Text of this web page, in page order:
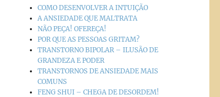
COMO DESENVOLVER A INTUIÇÃO
A ANSIEDADE QUE MALTRATA
NÃO PEÇA! OFEREÇA!
POR QUE AS PESSOAS GRITAM?
TRANSTORNO BIPOLAR – ILUSÃO DE
GRANDEZA E PODER
TRANSTORNOS DE ANSIEDADE MAIS
COMUNS
FENG SHUI – CHEGA DE DESORDEM!